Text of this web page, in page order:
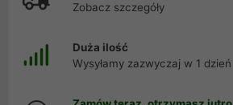
Zobacz szczegóły
Duża ilość
Wysyłamy zazwyczaj w 1 dzień